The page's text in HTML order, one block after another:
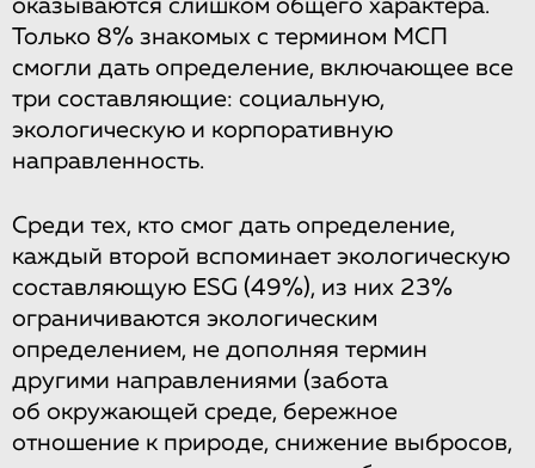
оказываются слишком общего характера.
Только 8% знакомых с термином МСП
смогли дать определение, включающее все
три составляющие: социальную,
экологическую и корпоративную
направленность.
Среди тех, кто смог дать определение,
каждый второй вспоминает экологическую
составляющую ESG (49%), из них 23%
ограничиваются экологическим
определением, не дополняя термин
другими направлениями (забота
об окружающей среде, бережное
отношение к природе, снижение выбросов,